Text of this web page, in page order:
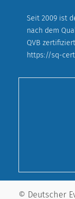
Seit 2009 ist
nach dem
QVB
https://sq-
© Deutscher